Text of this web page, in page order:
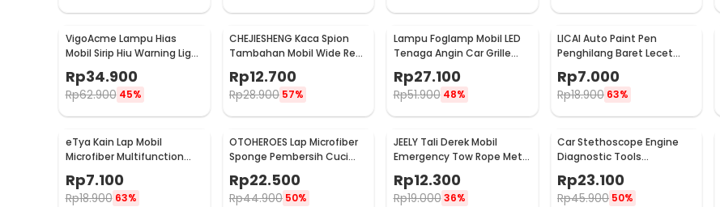
VigoAcme Lampu Hias
Mobil Sirip Hiu Warning Light
Solar Energy 8 LED - FZWJSD
Rp34.900
Rp62.900 45%
CHEJIESHENG Kaca Spion
Tambahan Mobil Wide Rear
080
Rp12.700
Rp28.900 57%
Lampu Foglamp Mobil LED
Tenaga Angin Car Grille
XY044
Rp27.100
Rp51.900 48%
LICAI Auto Paint Pen
Penghilang Baret Lecet
Rp7.000
Rp18.900 63%
eTya Kain Lap Mobil
Microfiber Multifunction
H-10
Rp7.100
Rp18.900 63%
OTOHEROES Lap Microfiber
Sponge Pembersih Cuci
Rp22.500
Rp44.900 50%
JEELY Tali Derek Mobil
Emergency Tow Rope Metal
Buckle U-Type 2.7M - JL30
Rp12.300
Rp19.000 36%
Car Stethoscope Engine
Diagnostic Tools
Stetoskop Mesin Mobil -
W80582
Rp23.100
Rp45.900 50%